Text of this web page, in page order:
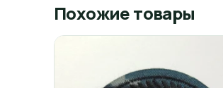
Похожие товары